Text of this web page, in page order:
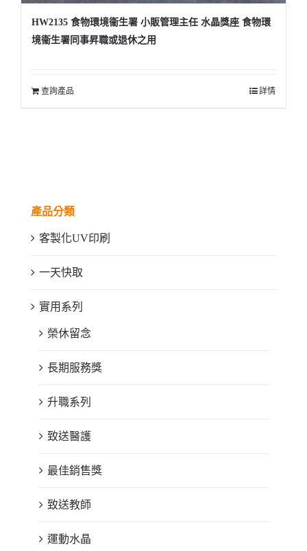
HW2135 食物環境衞生署 小販管理主任 水晶獎座 食物環
境衞生署同事昇職或退休之用
查詢產品 詳情
產品分類
客製化UV印刷
一天快取
實用系列
榮休留念
長期服務獎
升職系列
致送醫護
最佳銷售獎
致送教師
運動水晶